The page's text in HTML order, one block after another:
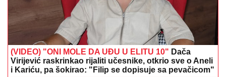
(VIDEO) "ONI MOLE DA UĐU U ELITU 10" Dača
Virijević raskrinkao rijaliti učesnike, otkrio sve o Aneli
i Kariću, pa šokirao: "Filip se dopisuje sa pevačicom"